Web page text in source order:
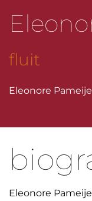
fluit
Eleonore
Eleonore